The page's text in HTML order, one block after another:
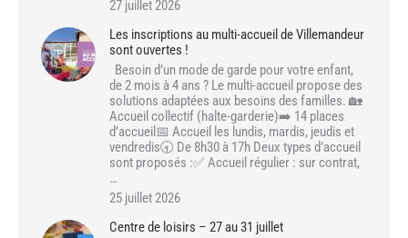
27 juillet 2026
Les inscriptions au multi-accueil de Villemandeur
sont ouvertes !
Besoin d’un mode de garde pour votre enfant,
de 2 mois à 4 ans ? Le multi-accueil propose des
solutions adaptées aux besoins des familles. 🏡
Accueil collectif (halte-garderie)➡️ 14 places
d’accueil📅 Accueil les lundis, mardis, jeudis et
vendredis🕣 De 8h30 à 17h Deux types d’accueil
sont proposés :✅ Accueil régulier : sur contrat,
…
25 juillet 2026
Centre de loisirs – 27 au 31 juillet